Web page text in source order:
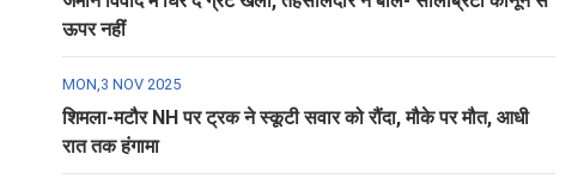
ऊपर नहीं
MON,3 NOV 2025
शिमला-मटौर NH पर ट्रक ने स्कूटी सवार को रौंदा, मौके पर मौत, आधी
रात तक हंगामा